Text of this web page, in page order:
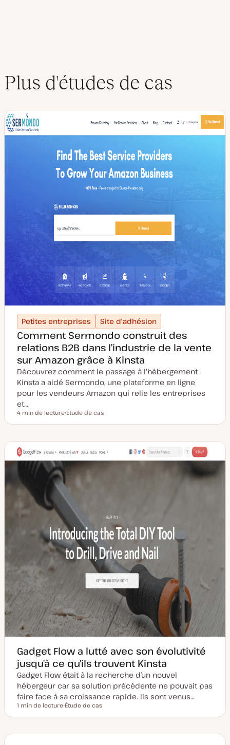
Plus d'études de cas
Petites entreprises Site d'adhésion
Comment Sermondo construit des
relations B2B dans l’industrie de la vente
sur Amazon grâce à Kinsta
Découvrez comment le passage à l'hébergement
Kinsta a aidé Sermondo, une plateforme en ligne
pour les vendeurs Amazon qui relie les entreprises
et…
Temps de lecture
4 min de lecture
y
e
e
p
u
b
i
a
o
n
Étude de cas
Gadget Flow a lutté avec son évolutivité
jusqu’à ce qu’ils trouvent Kinsta
Gadget Flow était à la recherche d’un nouvel
hébergeur car sa solution précédente ne pouvait pas
faire face à sa croissance rapide. Ils sont venus…
Temps de lecture
1 min de lecture
y
e
Étude de cas